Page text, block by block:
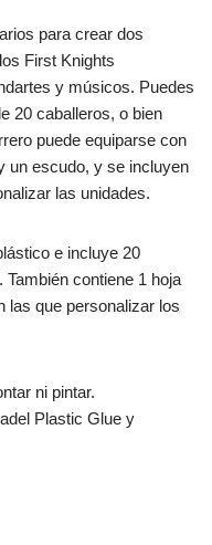
para crear dos
First Knights
y músicos. Puedes
20 caballeros, o bien
puede equiparse con
un escudo, y se incluyen
las unidades.
e incluye 20
contiene 1 hoja
las que personalizar los
ni pintar.
Plastic Glue y